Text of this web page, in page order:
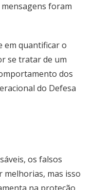
foram
em quantificar o
se tratar de um
dos
do Defesa
os falsos
melhorias, mas isso